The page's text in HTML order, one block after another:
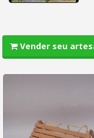
Vender seu